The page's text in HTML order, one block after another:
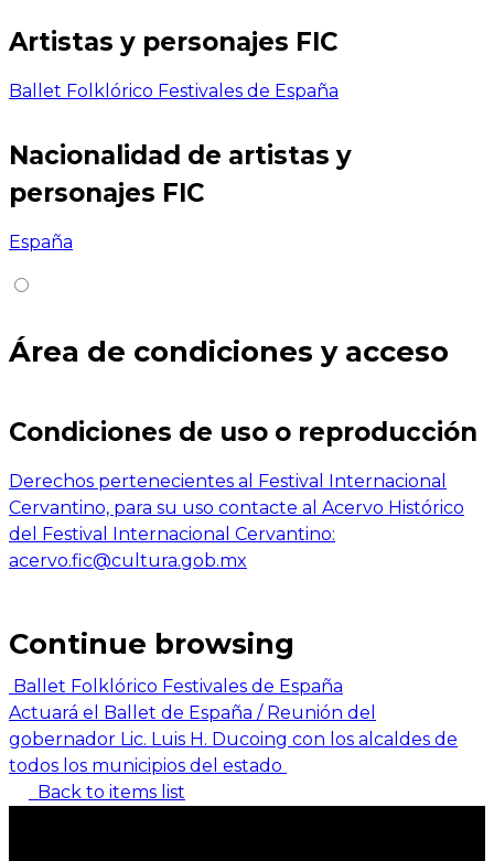
Artistas y personajes FIC
Ballet Folklórico Festivales de España
Nacionalidad de artistas y
personajes FIC
España
Área de condiciones y acceso
Condiciones de uso o reproducción
Derechos pertenecientes al Festival Internacional
Cervantino, para su uso contacte al Acervo Histórico
del Festival Internacional Cervantino:
acervo.fic@cultura.gob.mx
Continue browsing
Ballet Folklórico Festivales de España
Actuará el Ballet de España / Reunión del
gobernador Lic. Luis H. Ducoing con los alcaldes de
todos los municipios del estado
Back to items list